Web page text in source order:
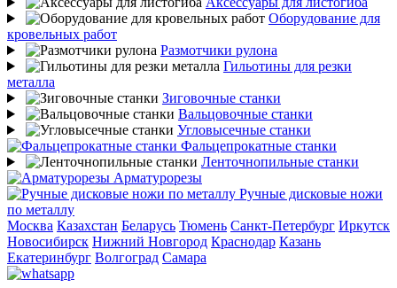
Оборудование для
кровельных работ
Размотчики рулона
Гильотины для резки
металла
Зиговочные станки
Вальцовочные станки
Угловысечные станки
Фальцепрокатные станки
Ленточнопильные станки
Арматурорезы
Ручные дисковые ножи
по металлу
Москва Казахстан Беларусь Тюмень Санкт-Петербург Иркутск
Новосибирск Нижний Новгород Краснодар Казань
Екатеринбург Волгоград Самара